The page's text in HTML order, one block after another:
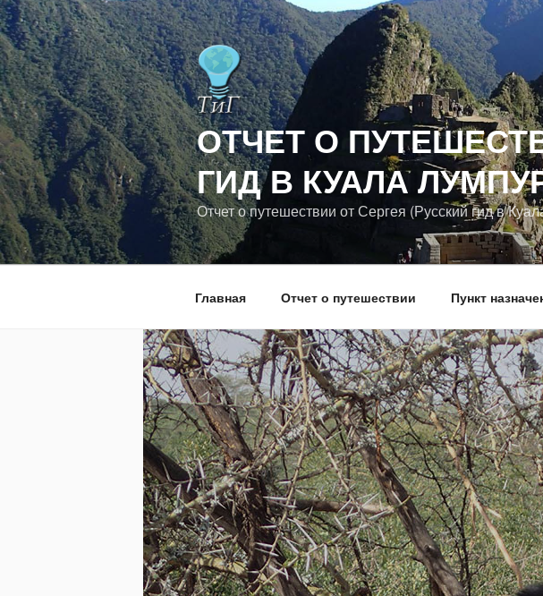
Перейти
к
содержимому
ОТЧЕТ О
ГИД В КУАЛА
Отчет о путешествии от Сергея (Русский гид в
Главная Отчет о путешествии Пункт